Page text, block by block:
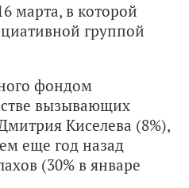
марта, в которой
группой
фондом
вызывающих
Киселева (8%),
еще год назад
(30% в январе